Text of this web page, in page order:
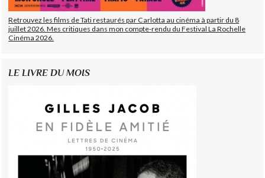
Retrouvez les films de Tati restaurés par Carlotta au cinéma à partir du 8
juillet 2026. Mes critiques dans mon compte-rendu du Festival La Rochelle
Cinéma 2026.
LE LIVRE DU MOIS